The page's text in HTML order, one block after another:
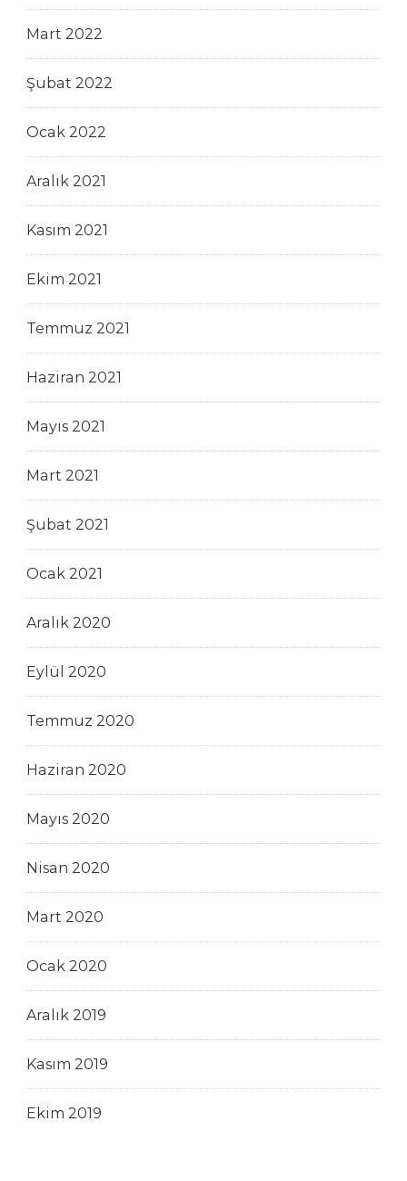
Mart 2022
Şubat 2022
Ocak 2022
Aralık 2021
Kasım 2021
Ekim 2021
Temmuz 2021
Haziran 2021
Mayıs 2021
Mart 2021
Şubat 2021
Ocak 2021
Aralık 2020
Eylül 2020
Temmuz 2020
Haziran 2020
Mayıs 2020
Nisan 2020
Mart 2020
Ocak 2020
Aralık 2019
Kasım 2019
Ekim 2019